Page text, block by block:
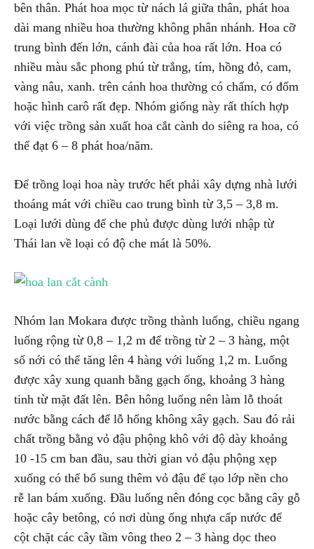
bên thân. Phát hoa mọc từ nách lá giữa thân, phát hoa
dài mang nhiều hoa thường không phân nhánh. Hoa cỡ
trung bình đến lớn, cánh đài của hoa rất lớn. Hoa có
nhiều màu sắc phong phú từ trắng, tím, hồng đỏ, cam,
vàng nâu, xanh. trên cánh hoa thường có chấm, có đốm
hoặc hình carô rất đẹp. Nhóm giống này rất thích hợp
với việc trồng sản xuất hoa cắt cành do siêng ra hoa, có
thể đạt 6 – 8 phát hoa/năm.
Để trồng loại hoa này trước hết phải xây dựng nhà lưới
thoáng mát với chiều cao trung bình từ 3,5 – 3,8 m.
Loại lưới dùng để che phủ được dùng lưới nhập từ
Thái lan về loại có độ che mát là 50%.
Nhóm lan Mokara được trồng thành luống, chiều ngang
luống rộng từ 0,8 – 1,2 m để trồng từ 2 – 3 hàng, một
số nới có thể tăng lên 4 hàng với luống 1,2 m. Luống
được xây xung quanh bằng gạch ống, khoảng 3 hàng
tinh từ mặt đất lên. Bên hông luống nên làm lỗ thoát
nước bằng cách để lỗ hổng không xây gạch. Sau đó rải
chất trồng bằng vỏ đậu phộng khô với độ dày khoảng
10 -15 cm ban đầu, sau thời gian vỏ đậu phộng xẹp
xuống có thể bổ sung thêm vỏ đậu để tạo lớp nền cho
rễ lan bám xuống. Đầu luống nên đóng cọc bằng cây gỗ
hoặc cây betông, có nơi dùng ống nhựa cấp nước để
cột chặt các cây tầm vông theo 2 – 3 hàng dọc theo